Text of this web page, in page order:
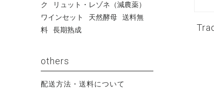
ク
リュット・レゾネ（減農薬）
ワインセット
天然酵母
送料無
料
長期熟成
others
配送方法・送料について